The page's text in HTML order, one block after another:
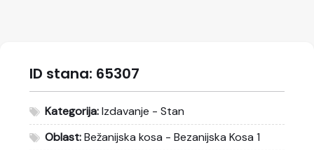
ID stana: 65307
Kategorija:Izdavanje - Stan
Oblast:Bežanijska kosa - Bezanijska Kosa 1